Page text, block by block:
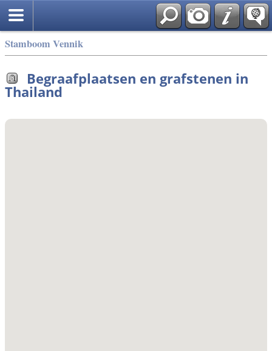
Stamboom Vennik
Begraafplaatsen en grafstenen in
Thailand